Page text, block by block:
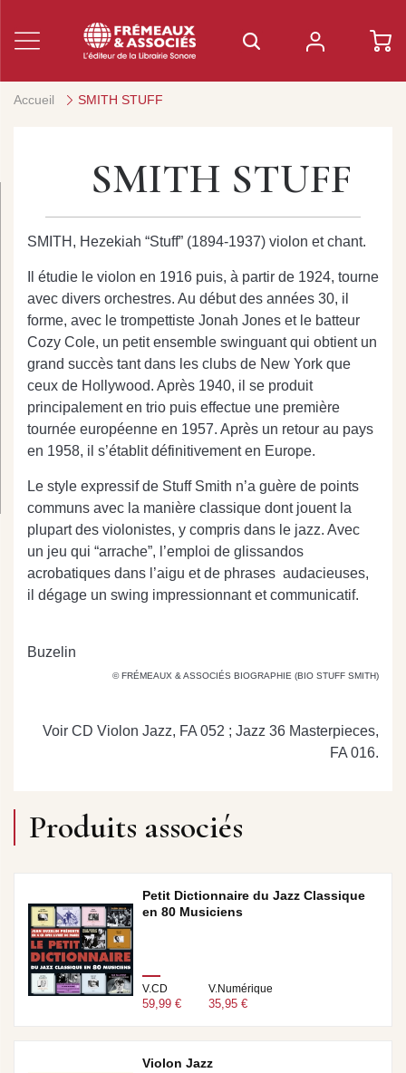
Accueil SMITH STUFF
SMITH STUFF
SMITH, Hezekiah “Stuff” (1894-1937) violon et chant.
Il étudie le violon en 1916 puis, à partir de 1924, tourne
avec divers orchestres. Au début des années 30, il
forme, avec le trompettiste Jonah Jones et le batteur
Cozy Cole, un petit ensemble swinguant qui obtient un
grand succès tant dans les clubs de New York que
ceux de Hollywood. Après 1940, il se produit
principalement en trio puis effectue une première
tournée européenne en 1957. Après un retour au pays
en 1958, il s’établit définitivement en Europe.
Le style expressif de Stuff Smith n’a guère de points
communs avec la manière classique dont jouent la
plupart des violonistes, y compris dans le jazz. Avec
un jeu qui “arrache”, l’emploi de glissandos
acrobatiques dans l’aigu et de phrases audacieuses,
il dégage un swing impressionnant et communicatif.
Buzelin
© FRÉMEAUX & ASSOCIÉS BIOGRAPHIE (BIO STUFF SMITH)
Voir CD Violon Jazz, FA 052 ; Jazz 36 Masterpieces,
FA 016.
Produits associés
Petit Dictionnaire du Jazz Classique
en 80 Musiciens
V.CD
59,99 €
V.Numérique
35,95 €
Violon Jazz